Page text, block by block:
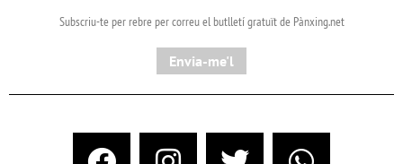
Subscriu-te per rebre per correu el butlletí gratuït de Pànxing.net​
Envia-me'l